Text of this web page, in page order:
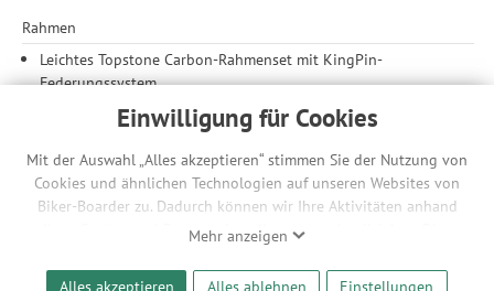
Einwilligung für Cookies
Mit der Auswahl „Alles akzeptieren“ stimmen Sie der Nutzung von
Cookies und ähnlichen Technologien auf unseren Websites von
Biker-Boarder zu. Dadurch können wir Ihre Aktivitäten anhand
Ihrer Geräte- und Browsereinstellungen nachvollziehen. Dies
ermöglicht es uns, anhand ihrer Interessen nutzungsbasierte
Werbeanzeigen für Sie bereitzustellen sowie Funktionalitäten
Mehr anzeigen
Alles akzeptieren Alles ablehnen Einstellungen
Rahmen
Leichtes Topstone Carbon-Rahmenset mit KingPin-
Federungssystem
Auf den Fahrer abgestimmt: Cannondales größenspezifisches
Proportional Response Design garantiert für jede
Rahmengröße eine optimale Steifigkeit und Nachgiebigkeit,
sodass jeder Fahrer das gleiche überragende Fahrgefühl der
KingPin-Federung erleben kann.
Komfort am Hinterrad, ohne das Mehrgewicht und die
Komplexität von Dämpfer und Umlenkhebeln in Kauf nehmen